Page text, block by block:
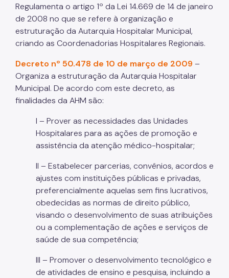
Regulamenta o artigo 1º da Lei 14.669 de 14 de janeiro
de 2008 no que se refere à organização e
estruturação da Autarquia Hospitalar Municipal,
criando as Coordenadorias Hospitalares Regionais.
Decreto nº 50.478 de 10 de março de 2009 –
Organiza a estruturação da Autarquia Hospitalar
Municipal. De acordo com este decreto, as
finalidades da AHM são:
I – Prover as necessidades das Unidades
Hospitalares para as ações de promoção e
assistência da atenção médico-hospitalar;
II – Estabelecer parcerias, convênios, acordos e
ajustes com instituições públicas e privadas,
preferencialmente aquelas sem fins lucrativos,
obedecidas as normas de direito público,
visando o desenvolvimento de suas atribuições
ou a complementação de ações e serviços de
saúde de sua competência;
III – Promover o desenvolvimento tecnológico e
de atividades de ensino e pesquisa, incluindo a